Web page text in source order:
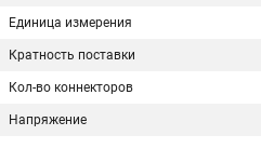
Единица измерения
Кратность поставки
Кол-во коннекторов
Напряжение